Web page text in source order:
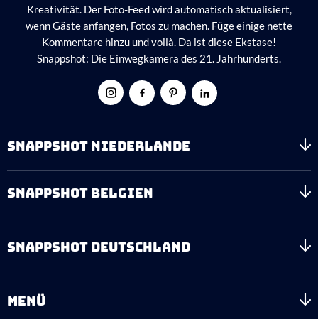
Kreativität. Der Foto-Feed wird automatisch aktualisiert,
wenn Gäste anfangen, Fotos zu machen. Füge einige nette
Kommentare hinzu und voilà. Da ist diese Ekstase!
Snappshot: Die Einwegkamera des 21. Jahrhunderts.
SNAPPSHOT NIEDERLANDE
SNAPPSHOT BELGIEN
SNAPPSHOT DEUTSCHLAND
MENÜ